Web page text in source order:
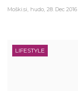
Moški.si hudo 28. Dec 2016
LIFESTYLE